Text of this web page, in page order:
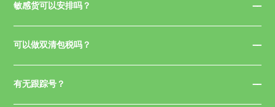
敏感货可以安排吗？
可以做双清包税吗？
有无跟踪号？